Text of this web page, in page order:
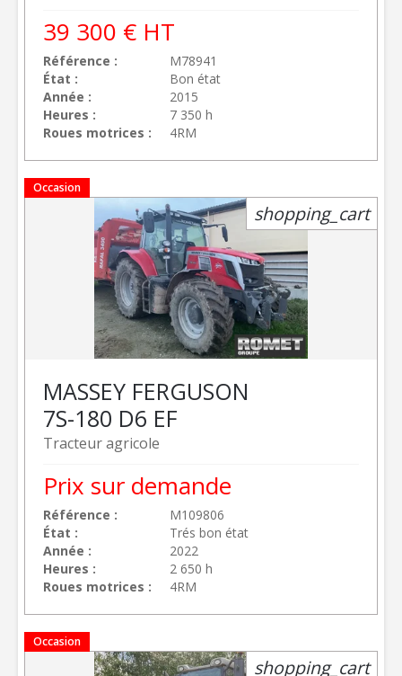
Référence
M78941
État
Bon état
Année
2015
Heures
7 350 h
Roues motrices
4RM
39 300 € HT
Occasion
Tracteur agricole
MASSEY FERGUSON
7S-180 D6 EF
Référence
M109806
État
Trés bon état
Année
2022
Heures
2 650 h
Roues motrices
4RM
Prix sur demande
shopping_cart
Occasion
shopping_cart